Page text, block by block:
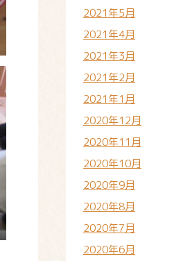
2021年5月
2021年4月
2021年3月
2021年2月
2021年1月
2020年12月
2020年11月
2020年10月
2020年9月
2020年8月
2020年7月
2020年6月